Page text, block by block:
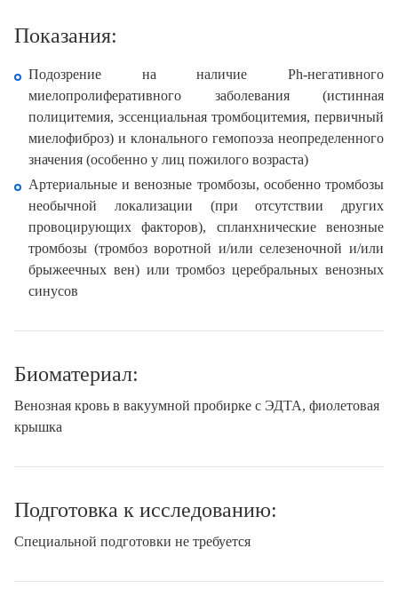
Показания:
Подозрение на наличие Ph-негативного
миелопролиферативного заболевания (истинная
полицитемия, эссенциальная тромбоцитемия, первичный
миелофиброз) и клонального гемопоэза неопределенного
значения (особенно у лиц пожилого возраста)
Артериальные и венозные тромбозы, особенно тромбозы
необычной локализации (при отсутствии других
провоцирующих факторов), спланхнические венозные
тромбозы (тромбоз воротной и/или селезеночной и/или
брыжеечных вен) или тромбоз церебральных венозных
синусов
Биоматериал:
Венозная кровь в вакуумной пробирке с ЭДТА, фиолетовая
крышка
Подготовка к исследованию:
Специальной подготовки не требуется